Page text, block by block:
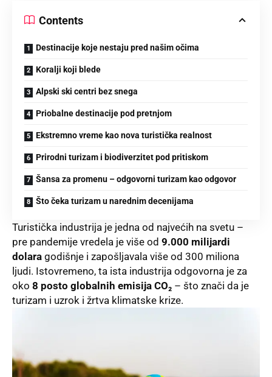
Contents
Destinacije koje nestaju pred našim očima
Koralji koji blede
Alpski ski centri bez snega
Priobalne destinacije pod pretnjom
Ekstremno vreme kao nova turistička realnost
Prirodni turizam i biodiverzitet pod pritiskom
Šansa za promenu – odgovorni turizam kao odgovor
Što čeka turizam u narednim decenijama
Turistička industrija je jedna od najvećih na svetu –
pre pandemije vredela je više od 9.000 milijardi
dolara godišnje i zapošljavala više od 300 miliona
ljudi. Istovremeno, ta ista industrija odgovorna je za
oko 8 posto globalnih emisija CO₂ – što znači da je
turizam i uzrok i žrtva klimatske krize.